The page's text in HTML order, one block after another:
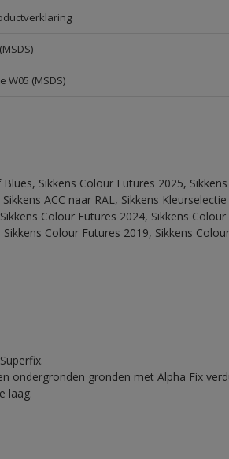
(MSDS)
Sikkens Colour Futures 2025,
ACC naar RAL, Sikkens
Colour Futures 2024, Sikkens
Colour Futures 2019, Sikkens
ondergronden gronden met Alpha Fix
laag.